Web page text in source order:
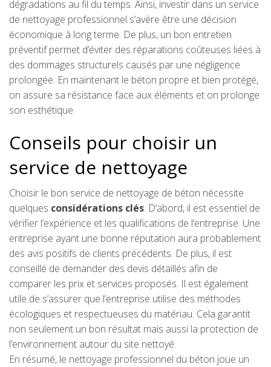
dégradations au fil du temps. Ainsi, investir dans un service
de nettoyage professionnel s’avère être une décision
économique à long terme. De plus, un bon entretien
préventif permet d’éviter des réparations coûteuses liées à
des dommages structurels causés par une négligence
prolongée. En maintenant le béton propre et bien protégé,
on assure sa résistance face aux éléments et on prolonge
son esthétique.
Conseils pour choisir un
service de nettoyage
Choisir le bon service de nettoyage de béton nécessite
quelques considérations clés. D’abord, il est essentiel de
vérifier l’expérience et les qualifications de l’entreprise. Une
entreprise ayant une bonne réputation aura probablement
des avis positifs de clients précédents. De plus, il est
conseillé de demander des devis détaillés afin de
comparer les prix et services proposés. Il est également
utile de s’assurer que l’entreprise utilise des méthodes
écologiques et respectueuses du matériau. Cela garantit
non seulement un bon résultat mais aussi la protection de
l’environnement autour du site nettoyé.
En résumé, le nettoyage professionnel du béton joue un